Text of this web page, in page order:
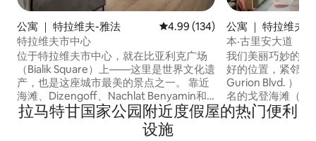
公寓 ｜ 特拉维夫-雅法 平均评分 4.99 分（满分 5 分），
4.99 (134)
特拉维夫市中心
位于特拉维夫市中心，就在比亚利克广场
（Bialik Square）上——这里是世界文化遗
产，也是这座城市最美的景点之一。 靠近
海滩、Dizengoff、Nachlat Benyamin和
Shankin街，但也是城里最安静的街道。
公寓最近进行了翻新，保留了其原汁原味
公寓 ｜ 特拉维夫-
本·古里安大道（
奇妙海滩公寓（全
我们美丽巧妙的2
好的位置，紧邻本
Gurion Blvd. ） ，
名的戈登海滩（
Dizengoff或Ben
您可以找到很棒的
拉马特甘国家公园附近度假屋的热门便利
设施